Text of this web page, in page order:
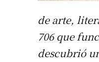
de arte,
706 que
descubrió